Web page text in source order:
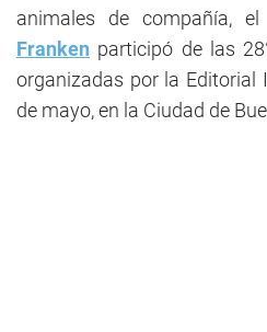
animales de compañía, el
Franken participó de las
organizadas por la Editorial
de mayo, en la Ciudad de